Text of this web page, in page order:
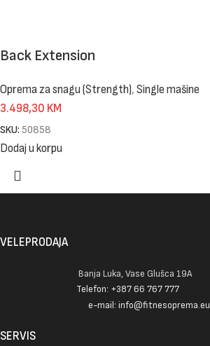
Back Extension
Oprema za snagu (Strength), Single mašine
3.498,30 KM
SKU: 50858
Dodaj u korpu
VELEPRODAJA
Banja Luka, Vase Glušca 19A
Telefon: +387 66 767 777
e-mail: info@fitnesoprema.eu
SERVIS